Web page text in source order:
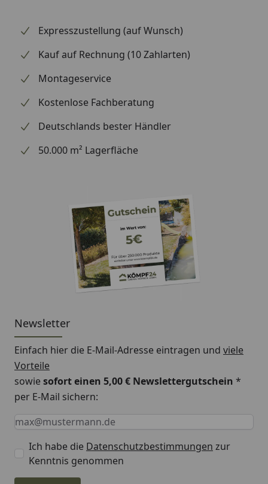
Expresszustellung (auf Wunsch)
Kauf auf Rechnung (10 Zahlarten)
Montageservice
Kostenlose Fachberatung
Deutschlands bester Händler
50.000 m² Lagerfläche
Newsletter
Einfach hier die E-Mail-Adresse eintragen und viele
Vorteile
sowiesofort einen 5,00 € Newslettergutschein *
per E-Mail sichern:
Keine Eingabe erforderlich
Eingabe erforderlich
E-Mail *
Ich habe die Datenschutzbestimmungen zur
Kenntnis genommen